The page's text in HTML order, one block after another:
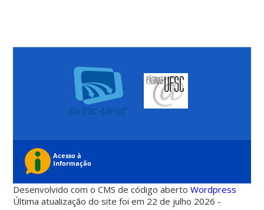
Desenvolvido com o CMS de código abertoWordpress
Última atualização do site foi em 22 de julho 2026 -